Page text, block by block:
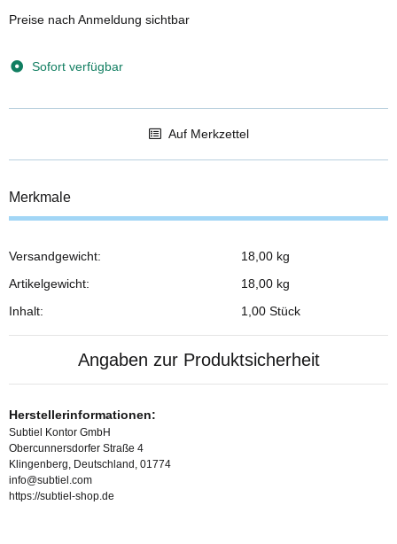
Preise nach Anmeldung sichtbar
Sofort verfügbar
Auf Merkzettel
Merkmale
Produkteigenschaft
Wert
Versandgewicht:
18,00 kg
Artikelgewicht:
18,00 kg
Inhalt:
1,00 Stück
Angaben zur Produktsicherheit
Herstellerinformationen:
Subtiel Kontor GmbH
Obercunnersdorfer Straße 4
Klingenberg, Deutschland, 01774
info@subtiel.com
https://subtiel-shop.de